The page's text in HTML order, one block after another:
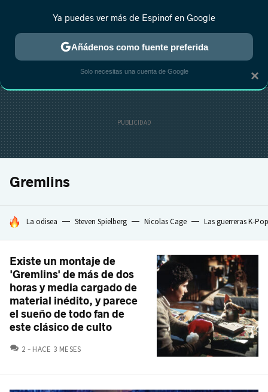
MENÚ NUEVO
ESTRENOS REALITY ANIME RANKINGS CINE
Gremlins
HOY SE HABLA DE
La odisea Steven Spielberg Nicolas Cage Las guerreras K-Pop
Existe un montaje de
'Gremlins' de más de dos
horas y media cargado de
material inédito, y parece
el sueño de todo fan de
este clásico de culto
2 COMENTARIOS
HACE 3 MESES
×
Ya puedes ver más de Espinof en Google
Añádenos como fuente preferida
Solo necesitas una cuenta de Google